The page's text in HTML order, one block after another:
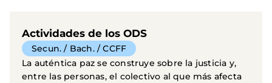
Actividades de los ODS
Secun. / Bach. / CCFF
La auténtica paz se construye sobre la justicia y,
entre las personas, el colectivo al que más afecta